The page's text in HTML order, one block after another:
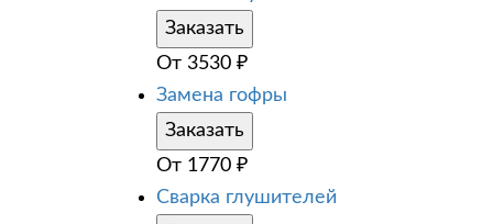
Заказать
От 3530 ₽
Замена гофры
Заказать
От 1770 ₽
Сварка глушителей